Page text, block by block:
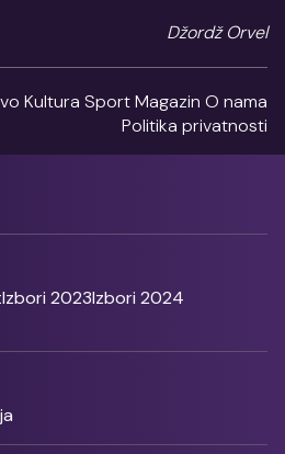
Džordž Orvel
Kultura SportMagazin O nama
Politika privatnosti
Izbori 2023Izbori 2024